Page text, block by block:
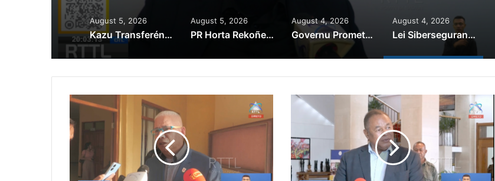
August 5, 2026
Kazu Transferénsia Osan Millaun 42 Husi Singapura, Advogadu Sei Halo Rekursu
August 5, 2026
PR Horta Rekoñese Timoroan Sira Iha Diáspora Nia Kontribuisaun
August 4, 2026
Governu Promete Tau Prioridade ba Setór Minerais no Setór Produtivu
August 4, 2026
Lei Siberseguransa Ajuda Autoridade Polisiál Kaptura Autór Kriminozu ho Paradeiru Iha Estranjeiru